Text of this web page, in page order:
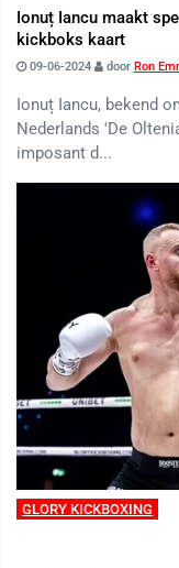
Ionuț Iancu maakt
kickboks kaart
09-06-2024 door Ron
Ionuț Iancu, bekend
Nederlands 'De
imposant d...
GLORY KICKBOXING